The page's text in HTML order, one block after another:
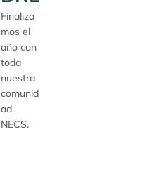
Finaliza
mos el
año con
toda
nuestra
comunid
ad
NECS.